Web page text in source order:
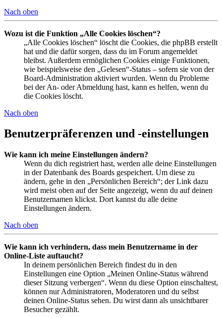
Nach oben
Wozu ist die Funktion „Alle Cookies löschen“?
„Alle Cookies löschen“ löscht die Cookies, die phpBB erstellt
hat und die dafür sorgen, dass du im Forum angemeldet
bleibst. Außerdem ermöglichen Cookies einige Funktionen,
wie beispielsweise den „Gelesen“-Status – sofern sie von der
Board-Administration aktiviert wurden. Wenn du Probleme
bei der An- oder Abmeldung hast, kann es helfen, wenn du
die Cookies löscht.
Nach oben
Benutzerpräferenzen und -einstellungen
Wie kann ich meine Einstellungen ändern?
Wenn du dich registriert hast, werden alle deine Einstellungen
in der Datenbank des Boards gespeichert. Um diese zu
ändern, gehe in den „Persönlichen Bereich“; der Link dazu
wird meist oben auf der Seite angezeigt, wenn du auf deinen
Benutzernamen klickst. Dort kannst du alle deine
Einstellungen ändern.
Nach oben
Wie kann ich verhindern, dass mein Benutzername in der
Online-Liste auftaucht?
In deinem persönlichen Bereich findest du in den
Einstellungen eine Option „Meinen Online-Status während
dieser Sitzung verbergen“. Wenn du diese Option einschaltest,
können nur Administratoren, Moderatoren und du selbst
deinen Online-Status sehen. Du wirst dann als unsichtbarer
Besucher gezählt.